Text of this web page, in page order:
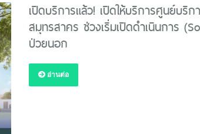
เปิดบริการแล้ว! เปิดให้บริการศูนย์บ
สมุทรสาคร ช่วงเริ่มเปิดดำเนินการ
ป่วยนอก
อ่านต่อ